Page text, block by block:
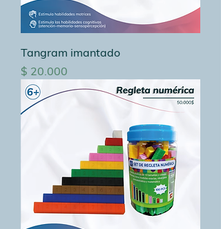
Tangram imantado
Precio
$ 20.000